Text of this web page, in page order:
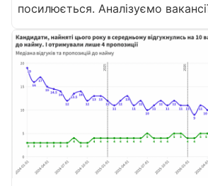
посилюється. Аналізуємо